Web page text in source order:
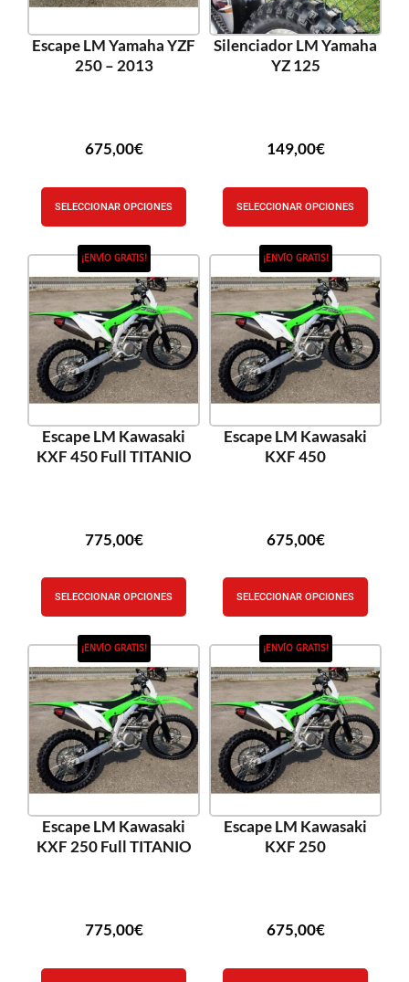
Escape LM Yamaha YZF
250 – 2013
675,00€
SELECCIONAR OPCIONES
Silenciador LM Yamaha
YZ 125
149,00€
SELECCIONAR OPCIONES
¡ENVÍO GRATIS!
Escape LM Kawasaki
KXF 450 Full TITANIO
775,00€
SELECCIONAR OPCIONES
¡ENVÍO GRATIS!
Escape LM Kawasaki
KXF 450
675,00€
SELECCIONAR OPCIONES
¡ENVÍO GRATIS!
Escape LM Kawasaki
KXF 250 Full TITANIO
775,00€
¡ENVÍO GRATIS!
Escape LM Kawasaki
KXF 250
675,00€